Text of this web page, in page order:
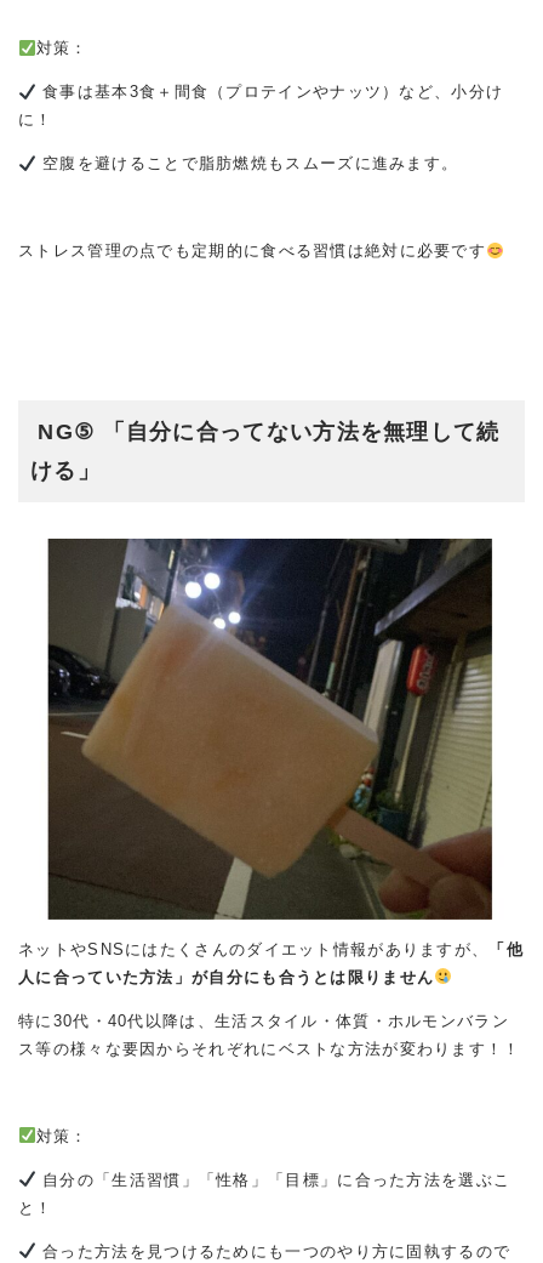
対策：
食事は基本3食＋間食（プロテインやナッツ）など、小分け
に！
空腹を避けることで脂肪燃焼もスムーズに進みます。
ストレス管理の点でも定期的に食べる習慣は絶対に必要です
NG⑤ 「自分に合ってない方法を無理して続
ける」
ネットやSNSにはたくさんのダイエット情報がありますが、
「他
人に合っていた方法」が自分にも合うとは限りません
特に30代・40代以降は、生活スタイル・体質・ホルモンバラン
ス等の様々な要因からそれぞれにベストな方法が変わります！！
対策：
自分の「生活習慣」「性格」「目標」に合った方法を選ぶこ
と！
合った方法を見つけるためにも一つのやり方に固執するので